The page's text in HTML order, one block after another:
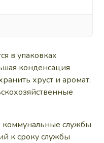
в упаковках
конденсация
хруст и аромат.
службы
к сроку службы